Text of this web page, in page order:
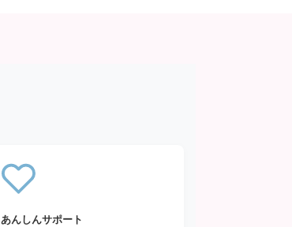
あんしんサポート